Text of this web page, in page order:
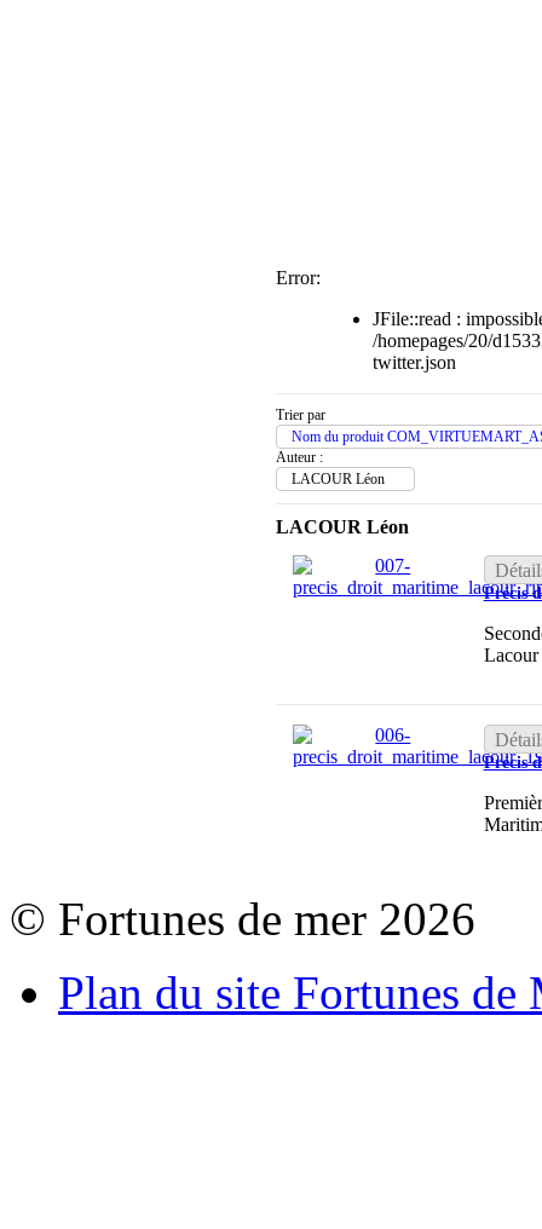
Error:
JFile::read :
/homepages/20/
twitter.json
Trier par
Nom du produit
Auteur :
LACOUR Léon
LACOUR Léon
Précis
Lacour
Précis
© Fortunes de mer 2026
Plan du site Fortunes de